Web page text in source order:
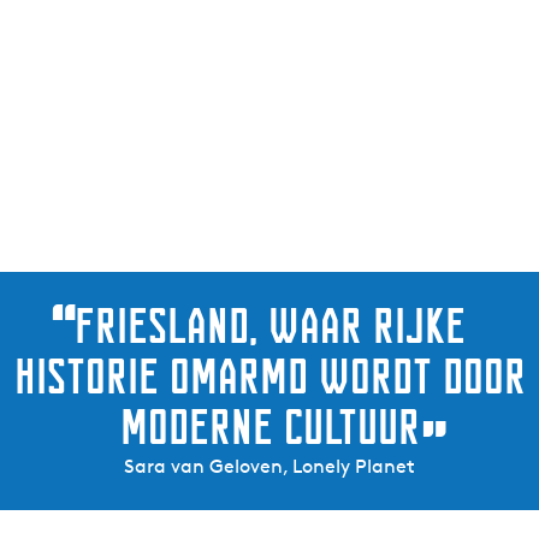
“Friesland, waar rijke
historie omarmd wordt door
moderne cultuur”
Sara van Geloven, Lonely Planet